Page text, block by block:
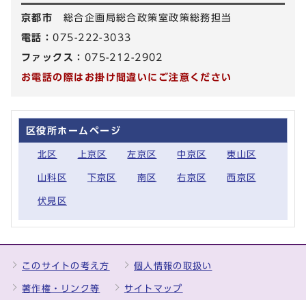
京都市 総合企画局総合政策室政策総務担当
電話：075-222-3033
ファックス： 075-212-2902
お電話の際はお掛け間違いにご注意ください
区役所ホームページ
北区 上京区 左京区 中京区 東山区
山科区 下京区 南区 右京区 西京区
伏見区
このサイトの考え方 個人情報の取扱い
著作権・リンク等 サイトマップ